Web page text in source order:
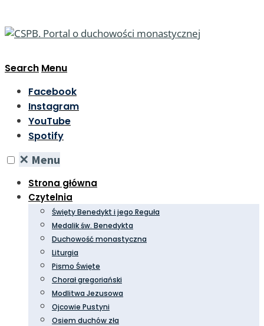
Search Menu
Facebook
Instagram
YouTube
Spotify
✕ Menu
Strona główna
Czytelnia
Święty Benedykt i jego Reguła
Medalik św. Benedykta
Duchowość monastyczna
Liturgia
Pismo Święte
Chorał gregoriański
Modlitwa Jezusowa
Ojcowie Pustyni
Osiem duchów zła